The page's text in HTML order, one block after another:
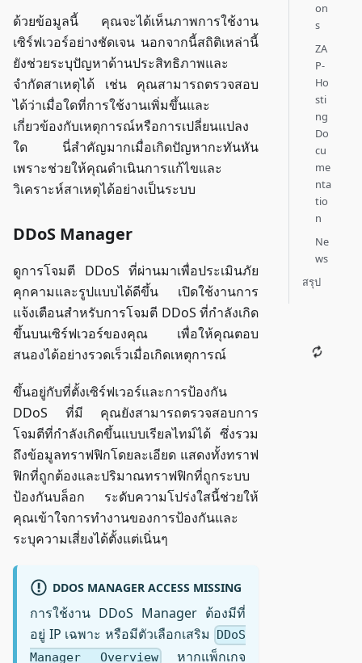
ด้วยข้อมูลนี้ คุณจะได้เห็นภาพการใช้งาน
เซิร์ฟเวอร์อย่างชัดเจน นอกจากนี้สถิติเหล่านี้
ยังช่วยระบุปัญหาด้านประสิทธิภาพและ
จำกัดสาเหตุได้ เช่น คุณสามารถตรวจสอบ
ได้ว่าเมื่อใดที่การใช้งานเพิ่มขึ้นและ
เกี่ยวข้องกับเหตุการณ์หรือการเปลี่ยนแปลง
ใด นี่สำคัญมากเมื่อเกิดปัญหากะทันหัน
เพราะช่วยให้คุณดำเนินการแก้ไขและ
วิเคราะห์สาเหตุได้อย่างเป็นระบบ
DDoS Manager
ดูการโจมตี DDoS ที่ผ่านมาเพื่อประเมินภัย
คุกคามและรูปแบบได้ดีขึ้น เปิดใช้งานการ
แจ้งเตือนสำหรับการโจมตี DDoS ที่กำลังเกิด
ขึ้นบนเซิร์ฟเวอร์ของคุณ เพื่อให้คุณตอบ
สนองได้อย่างรวดเร็วเมื่อเกิดเหตุการณ์
ขึ้นอยู่กับที่ตั้งเซิร์ฟเวอร์และการป้องกัน
DDoS ที่มี คุณยังสามารถตรวจสอบการ
โจมตีที่กำลังเกิดขึ้นแบบเรียลไทม์ได้ ซึ่งรวม
ถึงข้อมูลทราฟฟิกโดยละเอียด แสดงทั้งทราฟ
ฟิกที่ถูกต้องและปริมาณทราฟฟิกที่ถูกระบบ
ป้องกันบล็อก ระดับความโปร่งใสนี้ช่วยให้
คุณเข้าใจการทำงานของการป้องกันและ
ระบุความเสี่ยงได้ตั้งแต่เนิ่นๆ
DDOS MANAGER ACCESS MISSING
การใช้งาน DDoS Manager ต้องมีที่
อยู่ IP เฉพาะ หรือมีตัวเลือกเสริม
DDoS
Manager Overviewหากแพ็กเกจ
on
s
ZA
P-
Ho
sti
ng
Do
cu
me
nta
tio
n
Ne
ws
สรุป